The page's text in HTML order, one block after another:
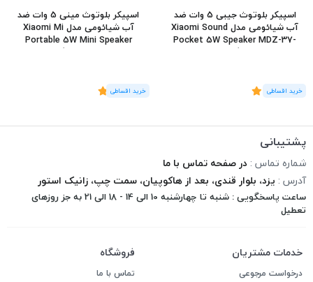
اسپیکر بلوتوث جیبی 5 وات ضد
آب شیائومی مدل Xiaomi Sound
Pocket 5W Speaker MDZ-37-
(12 رای)
5
اسپیکر بلوتوث مینی 5 وات ضد
آب شیائومی مدل Xiaomi Mi
Portable 5W Mini Speaker
(4 رای)
5
پشتیبانی
شماره تماس : در صفحه تماس با ما
آدرس : یزد، بلوار قندی، بعد از هاکوپیان، سمت چپ، زانیک استور
ساعت پاسخگویی : شنبه تا چهارشنبه 10 الی 14 - 18 الی 21 به جز روزهای
تعطیل
خدمات مشتریان
درخواست مرجوعی
فروشگاه
تماس با ما